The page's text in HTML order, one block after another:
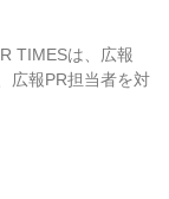
TIMESは、広報
広報PR担当者を対